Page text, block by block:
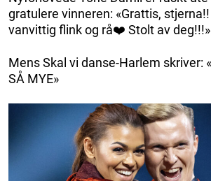
gratulere vinneren: «Grattis, stjerna!!
vanvittig flink og rå❤️ Stolt av deg!!!»
Mens Skal vi danse-Harlem skriver:
SÅ MYE»